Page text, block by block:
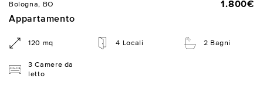
Bologna, BO
1.800€
Appartamento
120 mq 4 Locali 2 Bagni
3 Camere da
letto